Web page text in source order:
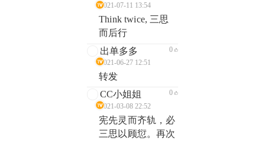
2021-07-11 13:54
Think twice, 三思
而后行
出单多多
2021-06-27 12:51
0
转发
CC小姐姐
2021-03-08 22:52
0
宪先灵而齐轨，必
三思以顾愆。再次